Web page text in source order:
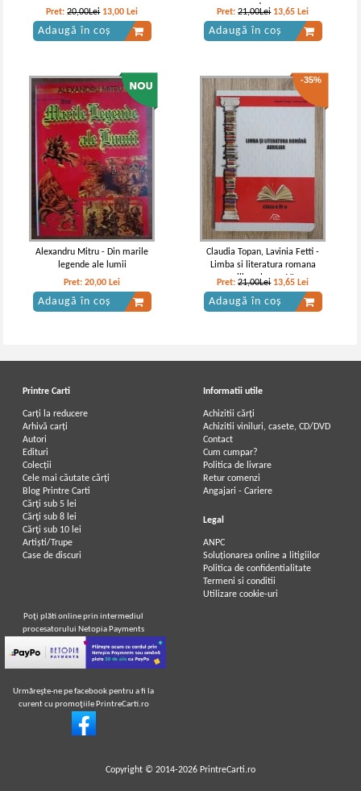
Pret:20,00Lei 13,00 Lei
Adaugă în coș
dor
Pret:21,00Lei 13,65 Lei
Adaugă în coș
Alexandru Mitru - Din marile
legende ale lumii
Pret:20,00 Lei
Adaugă în coș
-35%
Claudia Topan, Lavinia Fetti -
Limba si literatura romana
auxiliar, clasa a VI-a
Pret:21,00Lei 13,65 Lei
Adaugă în coș
Printre Carti
Carți la reducere
Arhivă carți
Autori
Edituri
Colecții
Cele mai căutate cărți
Blog Printre Carti
Cărţi sub 5 lei
Cărţi sub 8 lei
Cărţi sub 10 lei
Artiști/Trupe
Case de discuri
Informatii utile
Achizitii cărți
Achizitii viniluri, casete, CD/DVD
Contact
Cum cumpar?
Politica de livrare
Retur comenzi
Angajari - Cariere
Legal
ANPC
Soluționarea online a litigiilor
Politica de confidentialitate
Termeni si conditii
Utilizare cookie-uri
Poţi plăti online prin intermediul
procesatorului Netopia Payments
Urmăreşte-ne pe facebook pentru a fi la
curent cu promoţiile PrintreCarti.ro
Copyright © 2014-2026 PrintreCarti.ro